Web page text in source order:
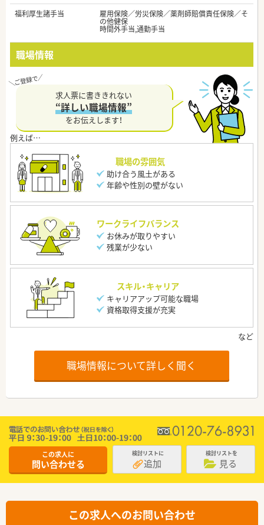
福利厚生諸手当
雇用保険／労災保険／薬剤師賠償責任保険／そ
の他健保
時間外手当,通勤手当
職場情報
求人票に書ききれない
“詳しい職場情報”
をお伝えします！
職場の雰囲気
助け合う風土がある
年齢や性別の壁がない
ワークライフバランス
お休みが取りやすい
残業が少ない
スキル・キャリア
キャリアアップ可能な職場
資格取得支援が充実
職場情報について詳しく聞く
この求人に
問い合わせる
検討リストに
追加
検討リストを
見る
この求人へのお問い合わせ